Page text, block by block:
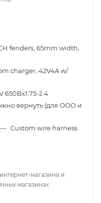
fenders, 65mm width,
charger, 42V4A w/
650Bx1.75-2.4
вернуть (для ООО и
— Custom wire harness
магазина и
магазинах